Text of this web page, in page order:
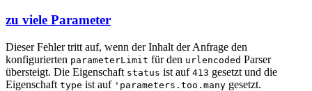
zu viele Parameter
Dieser Fehler tritt auf, wenn der Inhalt der Anfrage den
konfigurierten parameterLimit für den urlencoded Parser
übersteigt. Die Eigenschaft status ist auf 413 gesetzt und die
Eigenschaft type ist auf 'parameters.too.many gesetzt.